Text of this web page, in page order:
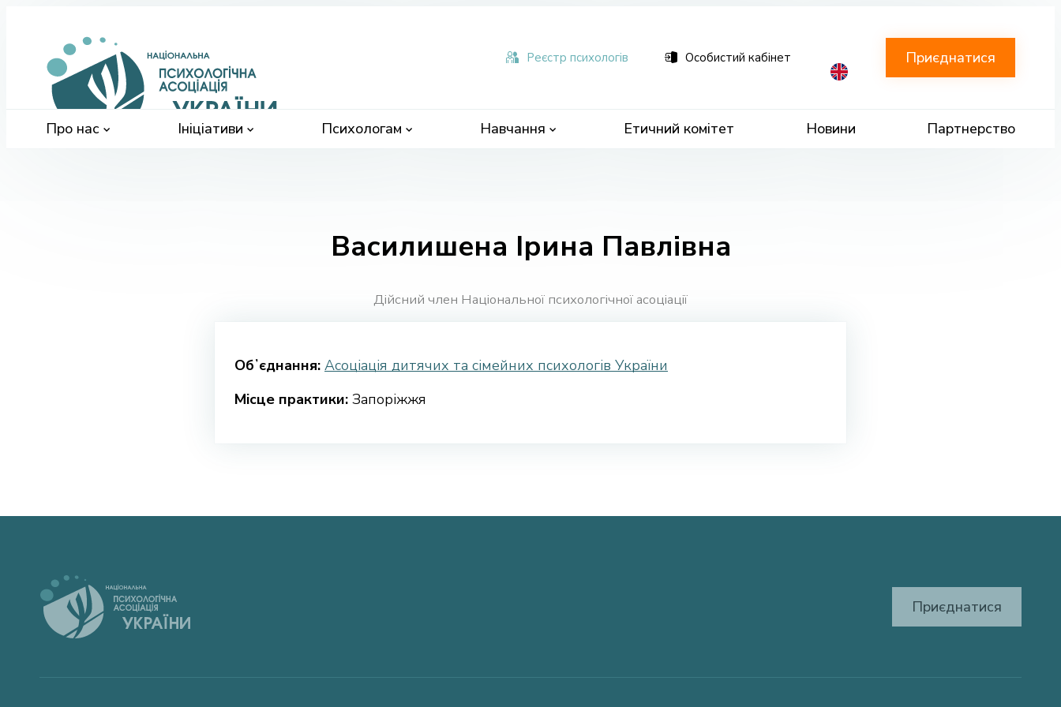
Про нас
Ініціативи Психологам Навчання Етичний комітет Новини Партнерство
Реєстр психологів Особистий кабінет Приєднатися
Василишена Ірина Павлівна
Дійсний член Національної психологічної асоціації
Обʼєднання: Асоціація дитячих та сімейних психологів України
Місце практики: Запоріжжя
Приєднатися